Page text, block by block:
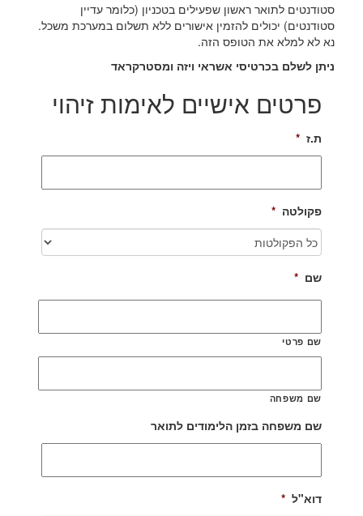
סטודנטים לתואר ראשון שפעילים בטכניון (כלומר עדיין
סטודנטים) יכולים להזמין אישורים ללא תשלום במערכת משכל.
נא לא למלא את הטופס הזה.
ניתן לשלם בכרטיסי אשראי ויזה ומסטרקראד
פרטים אישיים לאימות זיהוי
ת.ז *
פקולטה *
שם *
שם פרטי
שם משפחה
שם משפחה בזמן הלימודים לתואר
דוא"ל *